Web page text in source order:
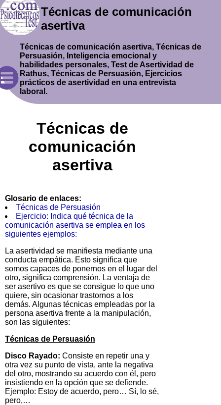
Técnicas de comunicación
asertiva
Técnicas de comunicación asertiva, Técnicas de
Persuasión, Inteligencia emocional y
habilidades personales, Test de Asertividad de
Rathus, Técnicas de Persuasión, Ejercicios
prácticos de asertividad en una entrevista
laboral.
Técnicas de
comunicación
asertiva
Glosario de enlaces:
Técnicas de Persuasión
Ejercicio: Indica qué técnica de la
comunicación asertiva se emplea en los
siguientes ejemplos:
La asertividad se manifiesta mediante una
conducta empática. Esto significa que
somos capaces de ponernos en el lugar del
otro, significa comprensión. La ventaja de
ser asertivo es que se consigue lo que uno
quiere, sin ocasionar trastornos a los
demás. Algunas técnicas empleadas por la
persona asertiva frente a la manipulación,
son las siguientes:
Técnicas de Persuasión
Disco Rayado: Consiste en repetir una y
otra vez su punto de vista, ante la negativa
del otro, mostrando su acuerdo con él, pero
insistiendo en la opción que se defiende.
Ejemplo: Estoy de acuerdo, pero… Sí, lo sé,
pero,…